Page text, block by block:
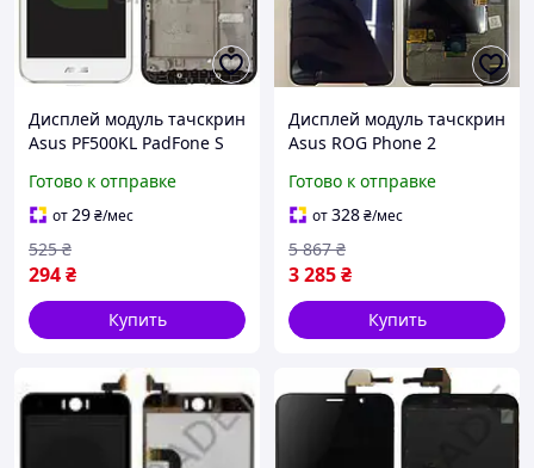
Дисплей модуль тачскрин
Asus PF500KL PadFone S
Готово к отправке
от29₴/мес
294₴
525 ₴
Купить
Дисплей модуль тачскрин
Asus ROG Phone 2
оригинал PRC
Готово к отправке
от328₴/мес
3 285₴
5 867 ₴
Купить